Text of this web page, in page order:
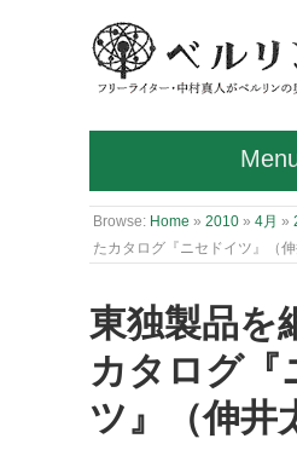
Browse: Home » 2010 » 4月 »
たカタログ『ニセドイツ』（伸
東独製品を
カタログ『
ツ』（伸井